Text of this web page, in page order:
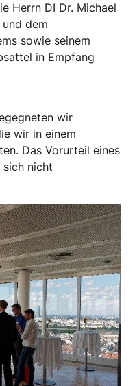
Herrn DI Dr. Michael
dem
sowie seinem
in Empfang
wir
wir in einem
Das Vorurteil eines
sich nicht